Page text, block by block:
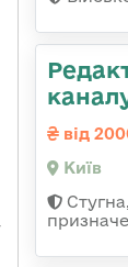
від
Київ